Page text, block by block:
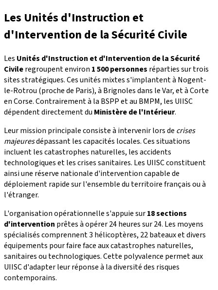
Les Unités d'Instruction et
d'Intervention de la Sécurité Civile
Les Unités d'Instruction et d'Intervention de la Sécurité
Civileregroupent environ 1 500 personnes réparties sur trois
sites stratégiques. Ces unités mixtes s'implantent à Nogent-
le-Rotrou (proche de Paris), à Brignoles dans le Var, et à Corte
en Corse. Contrairement à la BSPP et au BMPM, les UIISC
dépendent directement du Ministère de l'Intérieur.
Leur mission principale consiste à intervenir lors de crises
majeuresdépassant les capacités locales. Ces situations
incluent les catastrophes naturelles, les accidents
technologiques et les crises sanitaires. Les UIISC constituent
ainsi une réserve nationale d'intervention capable de
déploiement rapide sur l'ensemble du territoire français ou à
l'étranger.
L'organisation opérationnelle s'appuie sur18 sections
d'intervention prêtes à opérer 24 heures sur 24. Les moyens
spécialisés comprennent 3 hélicoptères, 22 bateaux et divers
équipements pour faire face aux catastrophes naturelles,
sanitaires ou technologiques. Cette polyvalence permet aux
UIISC d'adapter leur réponse à la diversité des risques
contemporains.